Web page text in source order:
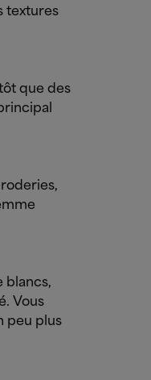
textures
que des
blancs,
Vous
peu plus